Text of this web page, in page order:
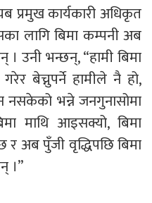
प्रमुख कार्यकारी अधिकृत
लागि बिमा कम्पनी अब
। उनी भन्छन्, “हामी बिमा
बेच्नुपर्ने हामीले नै हो,
नसकेको भन्ने जनगुनासोमा
माथि आइसक्यो, बिमा
अब पुँजी वृद्धिपछि बिमा
।”